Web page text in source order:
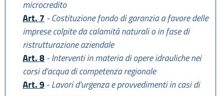
microcredito
Art. 7 - Costituzione fondo di garanzia a favore delle
imprese colpite da calamità naturali o in fase di
ristrutturazione aziendale
Art. 8 - Interventi in materia di opere idrauliche nei
corsi d'acqua di competenza regionale
Art. 9 - Lavori d'urgenza e provvedimenti in casi di